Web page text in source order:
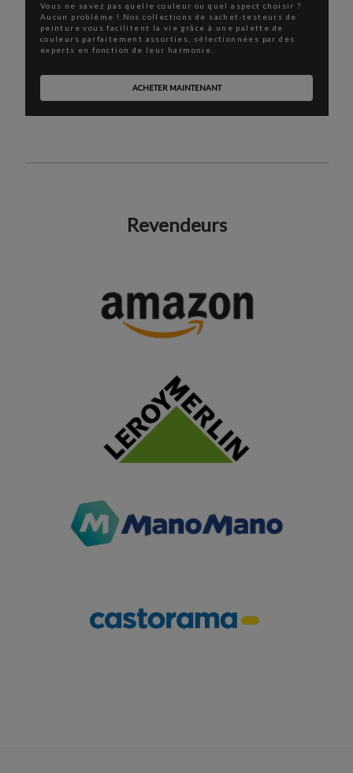
Vous ne savez pas quelle couleur ou quel aspect choisir ?
Aucun problème ! Nos collections de sachet-testeurs de
peinture vous facilitent la vie grâce à une palette de
couleurs parfaitement assorties, sélectionnées par des
experts en fonction de leur harmonie.
ACHETER MAINTENANT
Revendeurs